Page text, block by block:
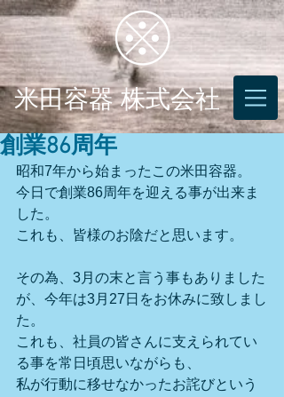
米田容器 株式会社
創業86周年
昭和7年から始まったこの米田容器。
今日で創業86周年を迎える事が出来ま
した。
これも、皆様のお陰だと思います。
その為、3月の末と言う事もありました
が、今年は3月27日をお休みに致しまし
た。
これも、社員の皆さんに支えられてい
る事を常日頃思いながらも、
私が行動に移せなかったお詫びという